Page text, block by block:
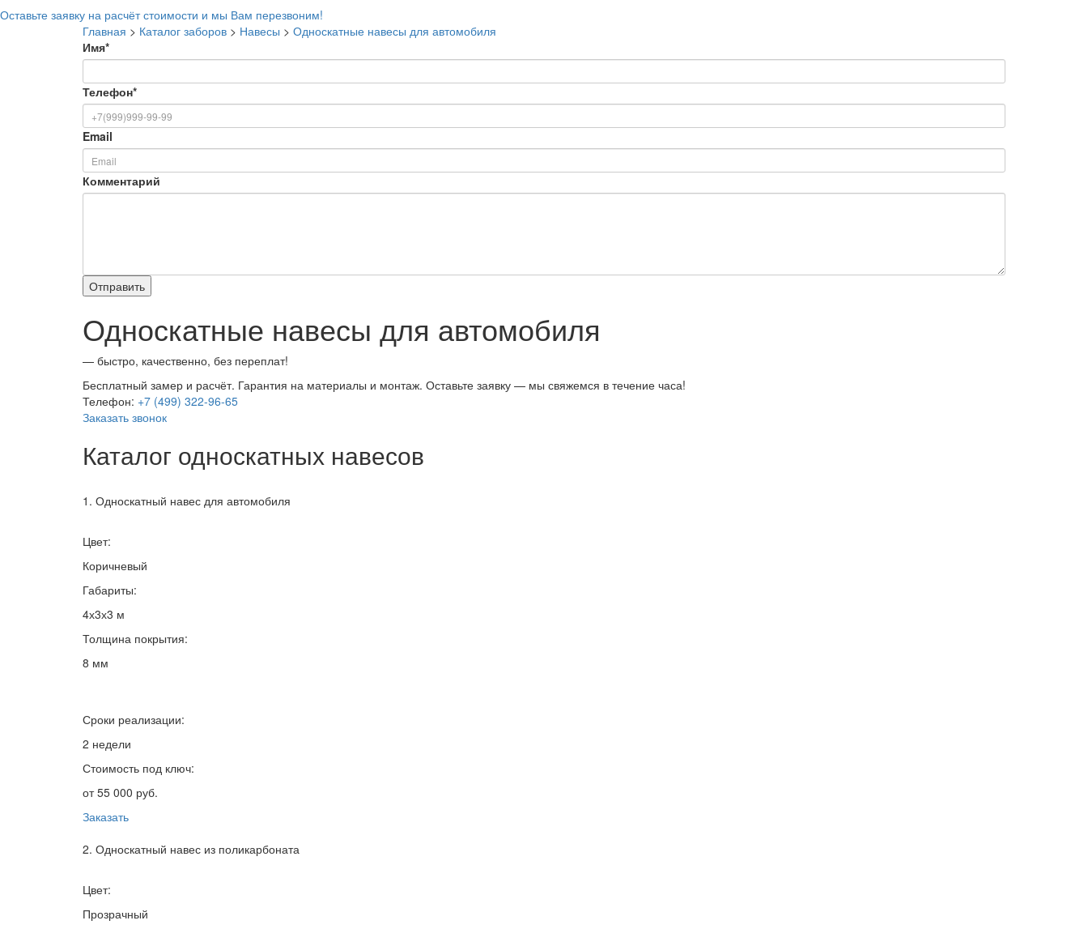
Оставьте заявку на расчёт стоимости и мы Вам перезвоним!
Главная > Каталог заборов > Навесы > Односкатные навесы для автомобиля
Имя*
Телефон*
Email
Комментарий
Односкатные навесы для автомобиля
— быстро, качественно, без переплат!
Бесплатный замер и расчёт. Гарантия на материалы и монтаж. Оставьте заявку — мы свяжемся в течение часа!
Телефон: +7 (499) 322-96-65
Заказать звонок
Каталог односкатных навесов
1. Односкатный навес для автомобиля
Цвет:
Коричневый
Габариты:
4х3х3 м
Толщина покрытия:
8 мм
Сроки реализации:
2 недели
Стоимость под ключ:
от 55 000 руб.
Заказать
2. Односкатный навес из поликарбоната
Цвет:
Прозрачный